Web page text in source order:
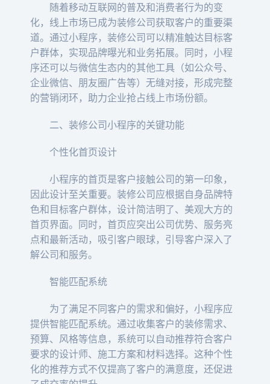
随着移动互联网的普及和消费者行为的变
化，线上市场已成为装修公司获取客户的重要渠
道。通过小程序，装修公司可以精准触达目标客
户群体，实现品牌曝光和业务拓展。同时，小程
序还可以与微信生态内的其他工具（如公众号、
企业微信、朋友圈广告等）无缝对接，形成完整
的营销闭环，助力企业抢占线上市场份额。
二、装修公司小程序的关键功能
个性化首页设计
小程序的首页是客户接触公司的第一印象，
因此设计至关重要。装修公司应根据自身品牌特
色和目标客户群体，设计简洁明了、美观大方的
首页界面。同时，首页应突出公司优势、服务亮
点和最新活动，吸引客户眼球，引导客户深入了
解公司和服务。
智能匹配系统
为了满足不同客户的需求和偏好，小程序应
提供智能匹配系统。通过收集客户的装修需求、
预算、风格等信息，系统可以自动推荐符合客户
要求的设计师、施工方案和材料选择。这种个性
化的推荐方式不仅提高了客户的满意度，还促进